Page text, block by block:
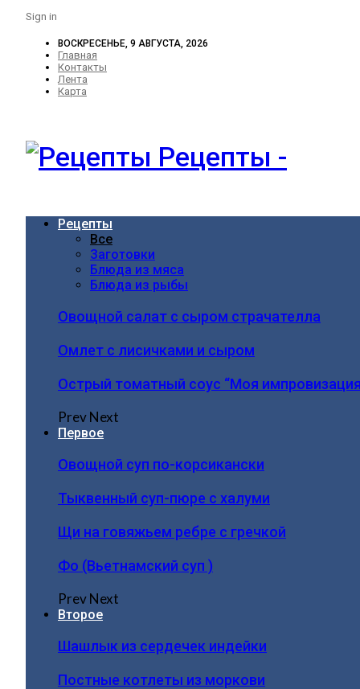
Sign in
ВОСКРЕСЕНЬЕ, 9 АВГУСТА, 2026
Главная
Контакты
Лента
Карта
Рецепты -
Рецепты
Все
Заготовки
Блюда из мяса
Блюда из рыбы
Овощной салат с сыром страчателла
Омлет с лисичками и сыром
Острый томатный соус “Моя
PrevNext
Первое
Овощной суп по-корсикански
Тыквенный суп-пюре с халуми
Щи на говяжьем ребре с гречкой
Фо (Вьетнамский суп )
PrevNext
Второе
Шашлык из сердечек индейки
Постные котлеты из моркови